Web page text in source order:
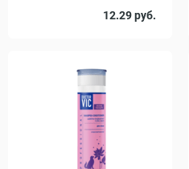
12.29 руб.